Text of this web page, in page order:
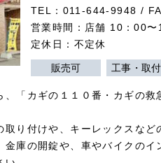
TEL：011-644-9948 /
営業時間：店舗 10：00
定休日：不定休
販売可 工事・取
、「カギの１１０番・カギの
取り付けや、キーレックスな
金庫の開錠や、車やバイクの